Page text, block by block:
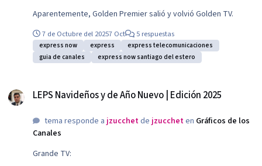
Aparentemente, Golden Premier salió y volvió Golden TV.
7 de Octubre del 20257 Oct 5 respuestas
express now express
express telecomunicaciones
guia de canales
express now santiago del estero
LEPS Navideños y de Año Nuevo | Edición 2025
tema responde ajzucchetdejzuccheten Gráficos de los
Canales
Grande TV: